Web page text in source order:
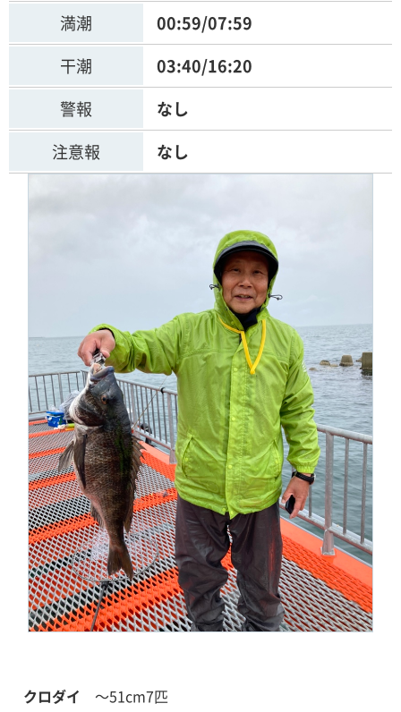
満潮
00:59/07:59
干潮
03:40/16:20
警報
なし
注意報
なし
クロダイ ～51cm7匹